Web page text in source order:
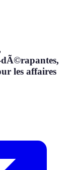
les affaires